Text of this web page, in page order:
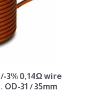
3% 0,14Ω wire
31 / 35mm